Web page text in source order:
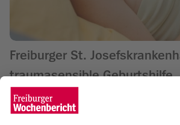
Freiburger St.
traumasensible Geburtshilfe